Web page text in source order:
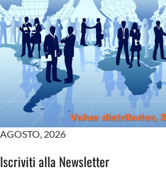
AGOSTO, 2026
Iscriviti alla Newsletter